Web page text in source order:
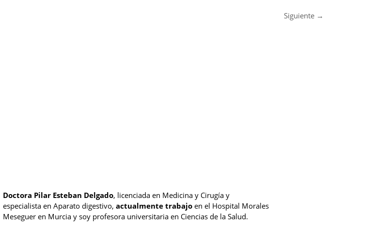
Siguiente →
Doctora Pilar Esteban Delgado, licenciada en Medicina y Cirugía y
especialista en Aparato digestivo, actualmente trabajo en el Hospital Morales
Meseguer en Murcia y soy profesora universitaria en Ciencias de la Salud.